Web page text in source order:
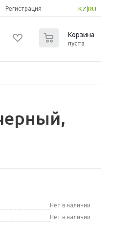
KZ RU
Регистрация
Корзина
пуста
Нет в наличии
Нет в наличии